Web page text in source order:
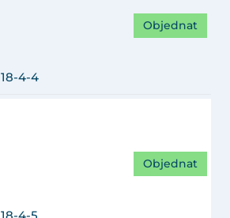
18-4-4
Objednat
Objednat